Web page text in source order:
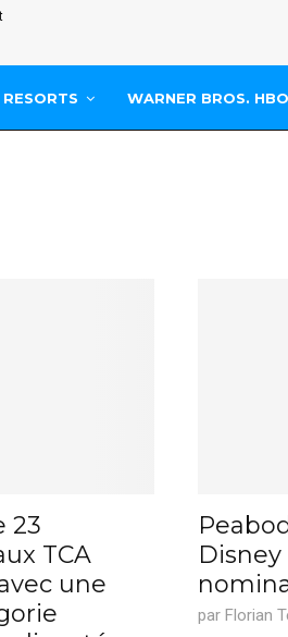
WARNER BROS. HBO
23
TCA
une
Disney
par Florian